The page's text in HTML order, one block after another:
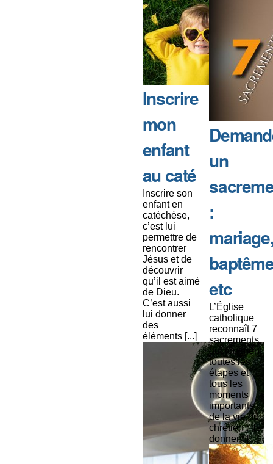
Inscrire
mon
enfant
au caté
Inscrire son
enfant en
catéchèse,
c’est lui
permettre de
rencontrer
Jésus et de
découvrir
qu’il est aimé
de Dieu.
C’est aussi
lui donner
des
éléments [...]
un
:
etc
L’Église
catholique
reconnaît 7
sacrements
qui touchent
toutes les
étapes et
tous les
moments
importants
de la vie du
chrétien : ils
donnent [...]